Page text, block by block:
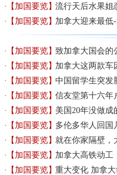
【加国要览】流行天后水果姐
【加国要览】加拿大迎来最低
【加国要览】致加拿大国会的
【加国要览】加拿大这两款车
【加国要览】中国留学生突发
【加国要览】信友堂第十六年
【加国要览】美国20年没做成
【加国要览】多伦多华人回国
【加国要览】就在你家隔壁，
【加国要览】加拿大高铁动工
【加国要览】重大变化 加拿